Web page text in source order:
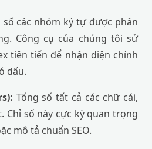
số các nhóm ký tự được phân
Công cụ của chúng tôi sử
tiên tiến để nhận diện chính
dấu.
Tổng số tất cả các chữ cái,
Chỉ số này cực kỳ quan trọng
mô tả chuẩn SEO.